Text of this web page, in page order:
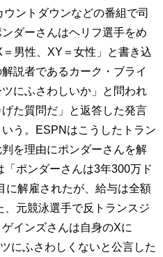
ントダウンなどの番組で司
ダーさんはヘリフ選手をめ
男性、XY＝女性」と書き込
説者であるカーク・ブライ
にふさわしいか」と問われ
た質問だ」と返答した発言
う。ESPNはこうしたトラン
を理由にポンダーさんを解
ポンダーさんは3年300万ド
に解雇されたが、給与は全額
元競泳選手で反トランスジ
インズさんは自身のXに
にふさわしくないと公言した